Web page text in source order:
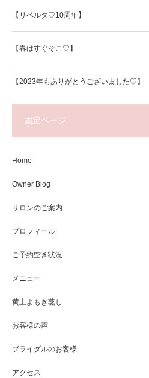
【リベルタ♡10周年】
【春はすぐそこ♡】
【2023年もありがとうございました♡】
固定ページ
Home
Owner Blog
サロンのご案内
プロフィール
ご予約空き状況
メニュー
黄土よもぎ蒸し
お客様の声
ブライダルのお客様
アクセス